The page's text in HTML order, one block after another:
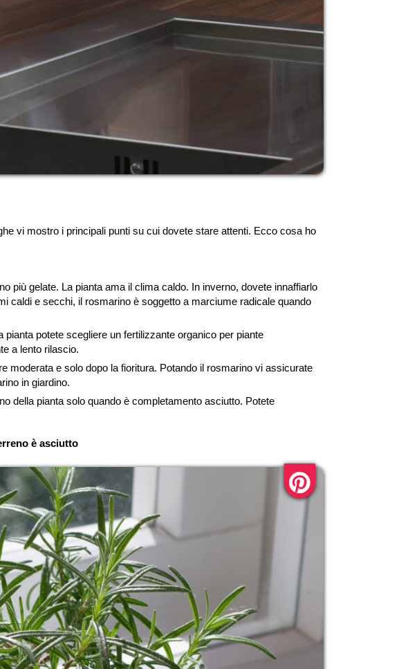
vi mostro i principali punti su cui dovete stare attenti. Ecco cosa ho
più gelate. La pianta ama il clima caldo. In inverno, dovete innaffiarlo
caldi e secchi, il rosmarino è soggetto a marciume radicale quando
potete scegliere un fertilizzante organico per piante
a lento rilascio.
moderata e solo dopo la fioritura. Potando il rosmarino vi assicurate
in giardino.
della pianta solo quando è completamento asciutto. Potete
è asciutto